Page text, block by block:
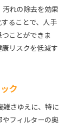
れの除去を効果
ることで、人手
ことができま
リスクを低減す
ク
雑さゆえに、特に
やフィルターの奥